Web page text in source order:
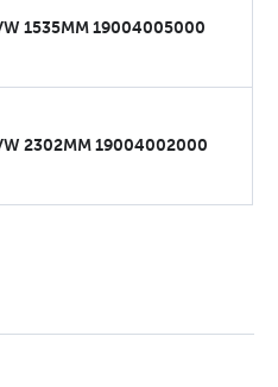
1535MM 19004005000
2302MM 19004002000